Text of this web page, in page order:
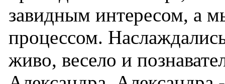
завидным интересом, а
процессом.
живо, весело и